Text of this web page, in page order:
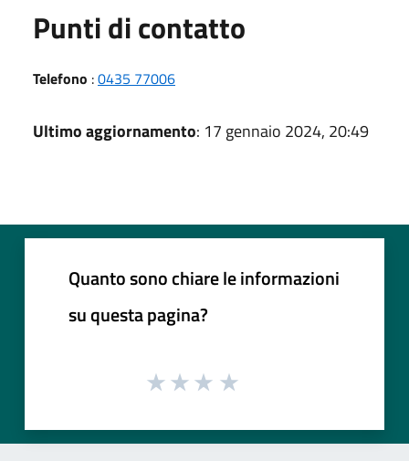
Punti di contatto
Telefono :0435 77006
Ultimo aggiornamento: 17 gennaio 2024, 20:49
Quanto sono chiare le informazioni
su questa pagina?